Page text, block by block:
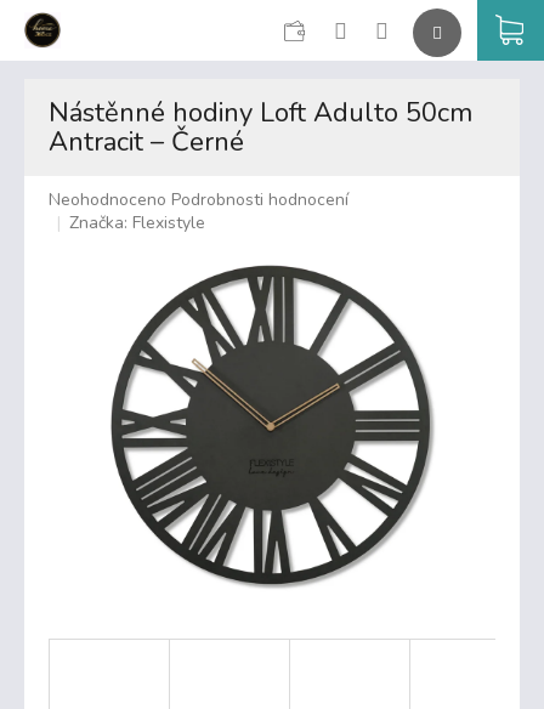
CZK
Nástěnné hodiny Loft Adulto 50cm
Antracit – Černé
Průměrné
hodnocení
hvězdiček.
Neohodnoceno Podrobnosti hodnocení
Značka: Flexistyle